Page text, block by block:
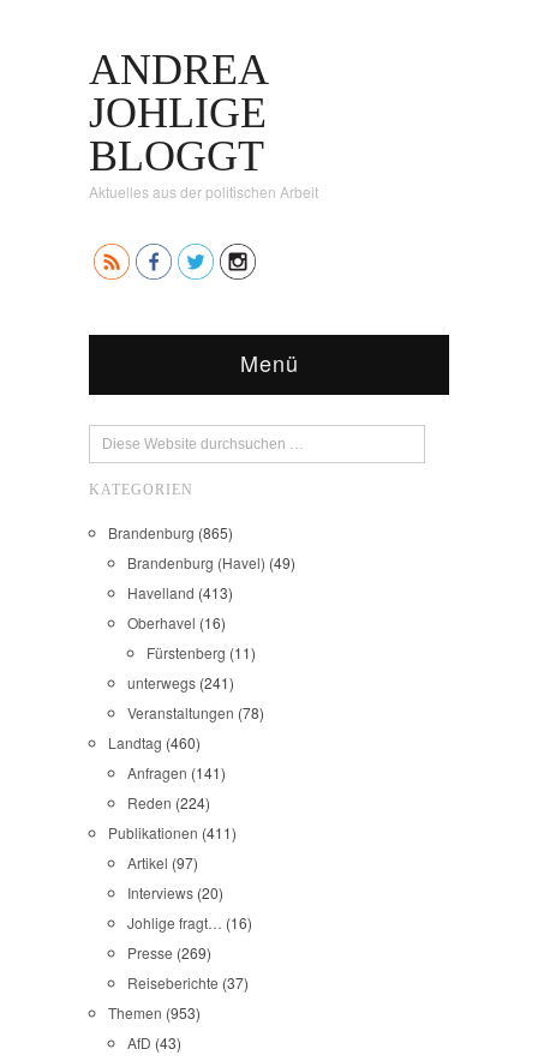
ANDREA
JOHLIGE
BLOGGT
Aktuelles aus der politischen Arbeit
Menü
KATEGORIEN
Brandenburg (865)
Brandenburg (Havel) (49)
Havelland (413)
Oberhavel (16)
Fürstenberg (11)
unterwegs (241)
Veranstaltungen (78)
Landtag (460)
Anfragen (141)
Reden (224)
Publikationen (411)
Artikel (97)
Interviews (20)
Johlige fragt… (16)
Presse (269)
Reiseberichte (37)
Themen (953)
AfD (43)